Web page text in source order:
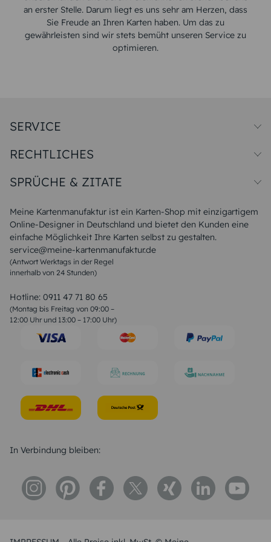
an erster Stelle. Darum liegt es uns sehr am Herzen, dass
Sie Freude an Ihren Karten haben. Um das zu
gewährleisten sind wir stets bemüht unseren Service zu
optimieren.
Meine Kartenmanufaktur ist ein Karten-Shop mit einzigartigem
Online-Designer in Deutschland und bietet den Kunden eine
einfache Möglichkeit Ihre Karten selbst zu gestalten.
service@meine-kartenmanufaktur.de
(Antwort Werktags in der Regel
innerhalb von 24 Stunden)
Hotline: 0911 47 71 80 65
(Montag bis Freitag von 09:00 –
12:00 Uhr und 13:00 – 17:00 Uhr)
SERVICE
Papiersorten
Unsere Produktion
Magazin
FAQ
RECHTLICHES
Widerrufsbelehrung
SPRÜCHE & ZITATE
Liebeskummer Sprüche
Sommer Sprüche
Muttertagssprüche
Sprüche zur Hochzeit
Sprüche zur Konfirmation & Kommunion
Weihnachtsgedichte
Liebessprüche
Geburtstagssprüche
Trauersprüche
Konfirmation Glückwünsche
In Verbindung bleiben: